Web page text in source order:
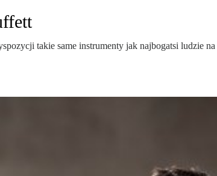
takie same instrumenty jak najbogatsi ludzie